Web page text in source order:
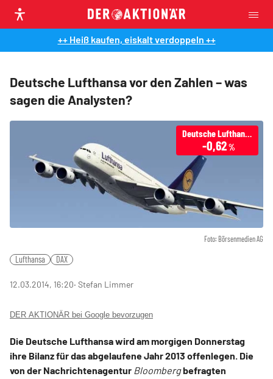
++ Heiß kaufen, eiskalt verdoppeln ++
Deutsche Lufthansa vor den Zahlen – was
sagen die Analysten?
Foto: Börsenmedien AG
Deutsche Lufthansa
-0,62 %
Lufthansa DAX
12.03.2014, 16:20‧ Stefan Limmer
DER AKTIONÄR bei Google bevorzugen
Die Deutsche Lufthansa wird am morgigen Donnerstag
ihre Bilanz für das abgelaufene Jahr 2013 offenlegen. Die
von der Nachrichtenagentur Bloombergbefragten